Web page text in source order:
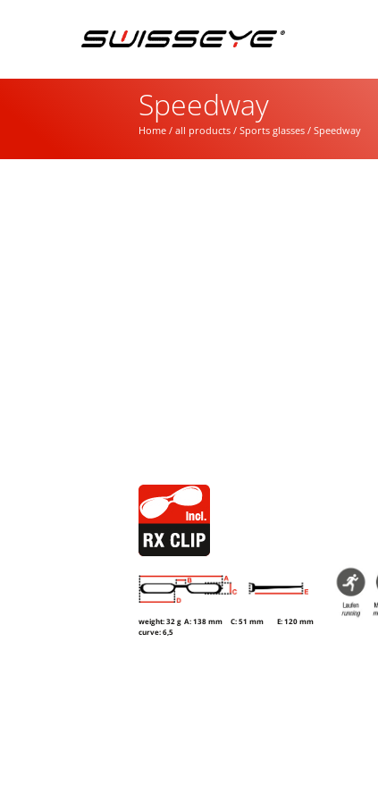
Speedway
Home/ all products/ Sports glasses/ Speedway
weight: 32 g A: 138 mm C: 51 mm
E: 120 mm
curve: 6,5